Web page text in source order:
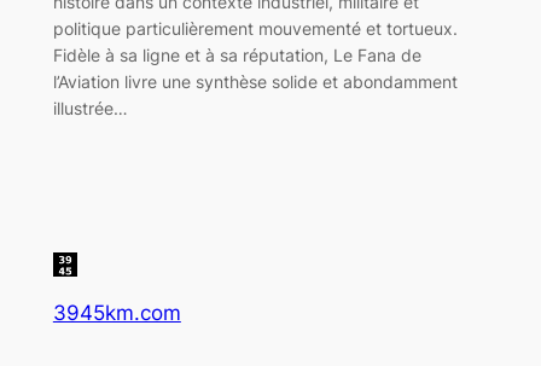
politique particulièrement mouvementé et tortueux.
Fidèle à sa ligne et à sa réputation, Le Fana de
l’Aviation livre une synthèse solide et abondamment
illustrée…
3945km.com